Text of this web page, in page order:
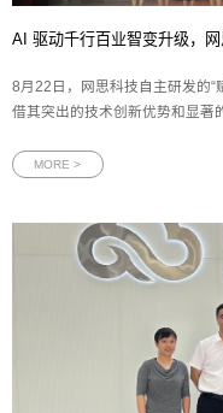
AI 驱动千行百业智变升级，
8月22日，网思科技自主研发的“
借其突出的技术创新优势和显著
技多年来坚持自主研发、深耕数
MORE >